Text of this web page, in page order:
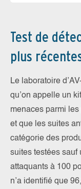
Test de
plus
Le laboratoire
qu’on appelle un
menaces parmi
et que les suites
catégorie des
suites testées sauf
attaquants à 100
n’a identifié que